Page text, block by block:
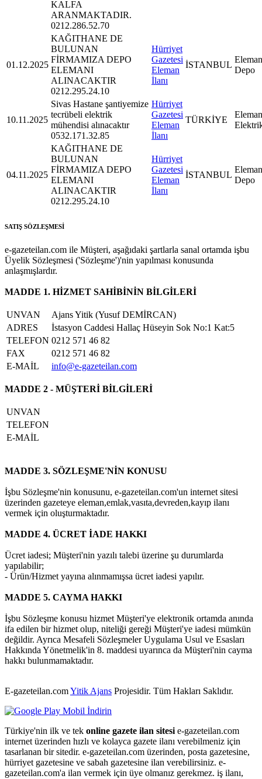
KALFA
ARANMAKTADIR.
0212.286.52.70
01.12.2025
KAĞITHANE DE
BULUNAN
FİRMAMIZA DEPO
ELEMANI
ALINACAKTIR
0212.295.24.10
Hürriyet
Gazetesi
Eleman
İlanı
İSTANBUL
Depo
10.11.2025
Sivas Hastane şantiyemize
tecrübeli elektrik
mühendisi alınacaktır
0532.171.32.85
Hürriyet
Gazetesi
Eleman
İlanı
TÜRKİYE
04.11.2025
KAĞITHANE DE
BULUNAN
FİRMAMIZA DEPO
ELEMANI
ALINACAKTIR
0212.295.24.10
Hürriyet
Gazetesi
Eleman
İlanı
İSTANBUL
Depo
SATIŞ SÖZLEŞMESİ
e-gazeteilan.com ile Müşteri, aşağıdaki şartlarla sanal ortamda işbu
Üyelik Sözleşmesi ('Sözleşme')'nin yapılması konusunda
anlaşmışlardır.
MADDE 1. HİZMET SAHİBİNİN BİLGİLERİ
UNVAN
Ajans Yitik (Yusuf DEMİRCAN)
ADRES
İstasyon Caddesi Hallaç Hüseyin Sok No:1 Kat:5
TELEFON 0212 571 46 82
FAX
0212 571 46 82
E-MAİL
info@e-gazeteilan.com
MADDE 2 - MÜŞTERİ BİLGİLERİ
UNVAN
TELEFON
E-MAİL
MADDE 3. SÖZLEŞME'NİN KONUSU
İşbu Sözleşme'nin konusunu, e-gazeteilan.com'un internet sitesi
üzerinden gazeteye eleman,emlak,vasıta,devreden,kayıp ilanı
vermek için oluşturmaktadır.
MADDE 4. ÜCRET İADE HAKKI
Ücret iadesi; Müşteri'nin yazılı talebi üzerine şu durumlarda
yapılabilir;
- Ürün/Hizmet yayına alınmamışsa ücret iadesi yapılır.
MADDE 5. CAYMA HAKKI
İşbu Sözleşme konusu hizmet Müşteri'ye elektronik ortamda anında
ifa edilen bir hizmet olup, niteliği gereği Müşteri'ye iadesi mümkün
değildir. Ayrıca Mesafeli Sözleşmeler Uygulama Usul ve Esasları
Hakkında Yönetmelik'in 8. maddesi uyarınca da Müşteri'nin cayma
hakkı bulunmamaktadır.
E-gazeteilan.comYitik Ajans Projesidir. Tüm Hakları Saklıdır.
Türkiye'nin ilk ve tek online gazete ilan sitesi e-gazeteilan.com
internet üzerinden hızlı ve kolayca gazete ilanı verebilmeniz için
tasarlanan bir sitedir. e-gazeteilan.com üzerinden, posta gazetesine,
hürriyet gazetesine ve sabah gazetesine ilan verebilirsiniz. e-
gazeteilan.com'a ilan vermek için üye olmanız gerekmez. iş ilanı,